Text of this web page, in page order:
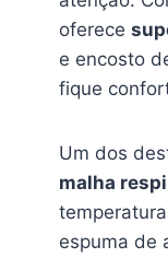
oferece
e encosto
fique
Um dos
malha
espuma de